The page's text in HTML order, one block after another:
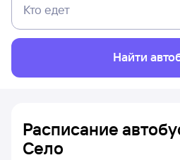
Кто едет
Найти
Расписание
Село